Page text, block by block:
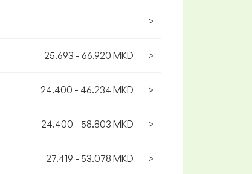
>
25.693 - 66.920 MKD >
24.400 - 46.234 MKD >
24.400 - 58.803 MKD >
27.419 - 53.078 MKD >